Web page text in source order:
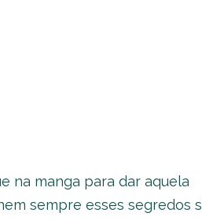
na manga para dar aquela
sempre esses segredos